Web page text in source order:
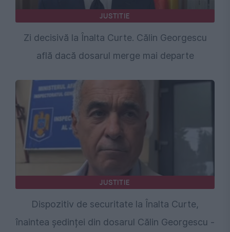
JUSTITIE
Zi decisivă la Înalta Curte. Călin Georgescu
află dacă dosarul merge mai departe
JUSTITIE
Dispozitiv de securitate la Înalta Curte,
înaintea ședinței din dosarul Călin Georgescu -